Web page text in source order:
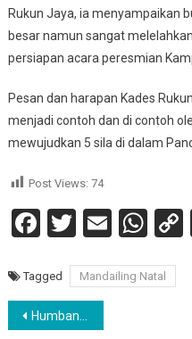
Rukun Jaya, ia menyampaikan
besar namun sangat
persiapan acara peresmian
Pesan dan harapan Kades
menjadi contoh dan di contoh
mewujudkan 5 sila di dalam
Post Views: 74
Facebook
Twitter
Email
Tagged Mandailing Natal
Navigasi
Humbang Hasundutan Rayakan Ulang Tahun RI ke-77 “Pulih Lebih Cepat, Bangkit Lebih Kuat”